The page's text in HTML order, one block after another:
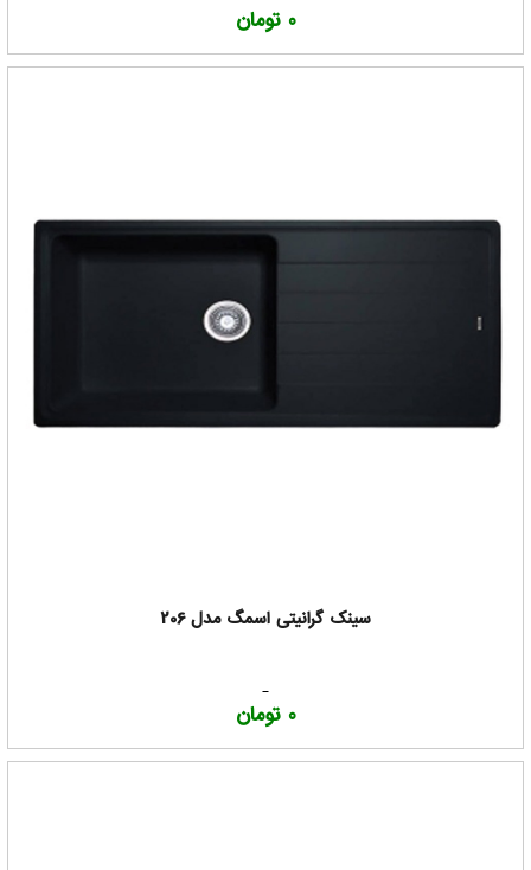
0 تومان
سینک گرانیتی اسمگ مدل 206
0 تومان